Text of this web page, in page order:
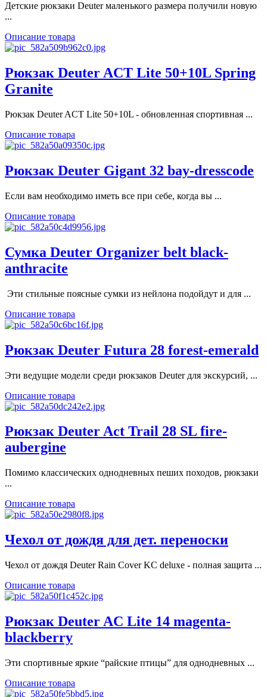
Детские рюкзаки Deuter маленького размера получили новую
...
Описание товара
Рюкзак Deuter ACT Lite 50+10L Spring
Granite
Рюкзак Deuter ACT Lite 50+10L - обновленная спортивная ...
Описание товара
Рюкзак Deuter Gigant 32 bay-dresscode
Если вам необходимо иметь все при себе, когда вы ...
Описание товара
Сумка Deuter Organizer belt black-
anthracite
Эти стильные поясные сумки из нейлона подойдут и для ...
Описание товара
Рюкзак Deuter Futura 28 forest-emerald
Эти ведущие модели среди рюкзаков Deuter для экскурсий, ...
Описание товара
Рюкзак Deuter Act Trail 28 SL fire-
aubergine
Помимо классических однодневных пеших походов, рюкзаки
...
Описание товара
Чехол от дождя для дет. переноски
Чехол от дождя Deuter Rain Cover KC deluxe - полная защита ...
Описание товара
Рюкзак Deuter AC Lite 14 magenta-
blackberry
Эти спортивные яркие “райские птицы” для однодневных ...
Описание товара